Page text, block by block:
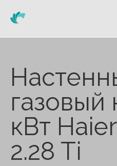
газовый
кВт
2.28 Ti